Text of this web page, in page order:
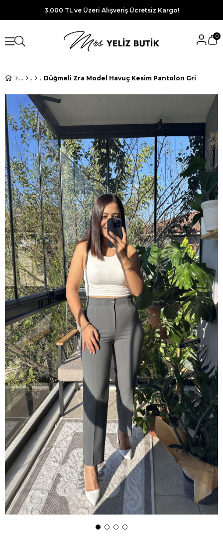
3.000 TL ve Üzeri Alışveriş Ücretsiz Kargo!
0
Düğmeli Zra Model Havuç Kesim Pantolon Gri